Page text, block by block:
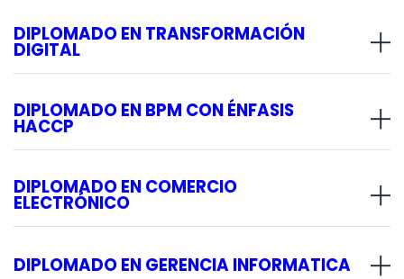
DIPLOMADO EN TRANSFORMACIÓN
DIGITAL
DIPLOMADO EN BPM CON ÉNFASIS
HACCP
DIPLOMADO EN COMERCIO
ELECTRÓNICO
DIPLOMADO EN GERENCIA INFORMATICA